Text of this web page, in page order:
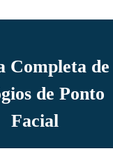
Completa de
de Ponto
Facial